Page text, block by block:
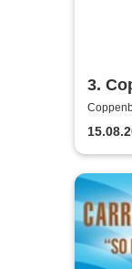
3.
am